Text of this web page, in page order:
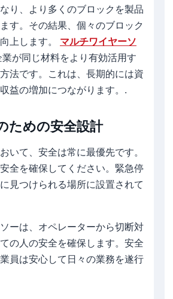
り、より多くのブロックを製品
す。その結果、個々のブロック
上します。 マルチワイヤーソ
が同じ材料をより有効活用す
法です。これは、長期的には資
益の増加につながります。.
ための安全設計
いて、安全は常に最優先です。
全を確保してください。緊急停
見つけられる場所に設置されて
ーは、オペレーターから切断対
の人の安全を確保します。安全
員は安心して日々の業務を遂行